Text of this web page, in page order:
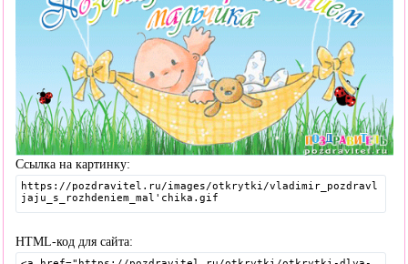
Ссылка на картинку:
HTML-код для сайта: